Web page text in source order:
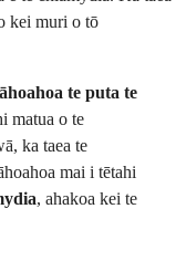
kei muri o tō
te puta te
matua o te
ka taea te
mai i tētahi
, ahakoa kei te